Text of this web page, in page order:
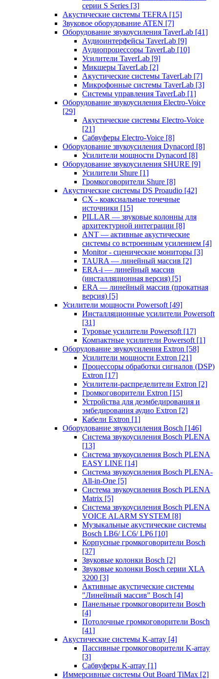
серии S Series [3]
Акустические системы TEFRA [15]
Звуковое оборудование ATEN [7]
Оборудование звукоусиления TaverLab [41]
Аудиоинтерфейсы TaverLab [9]
Аудиопроцессоры TaverLab [10]
Усилители TaverLab [9]
Микшеры TaverLab [2]
Акустические системы TaverLab [7]
Микрофонные системы TaverLab [3]
Системы управления TaverLab [1]
Оборудование звукоусиления Electro-Voice
[29]
Акустические системы Electro-Voice
[21]
Сабвуферы Electro-Voice [8]
Оборудование звукоусиления Dynacord [8]
Усилители мощности Dynacord [8]
Оборудование звукоусиления SHURE [9]
Усилители Shure [1]
Громкоговорители Shure [8]
Акустические системы DS Proaudio [42]
CX - коаксиальные точечные
источники [15]
PILLAR — звуковые колонны для
архитектурной интеграции [8]
ANT — активные акустические
системы со встроенным усилением [4]
Monitor - сценические мониторы [3]
TAURA — линейный массив [2]
ERA-i — линейный массив
(инсталляционная версия) [5]
ERA — линейный массив (прокатная
версия) [5]
Усилители мощности Powersoft [49]
Инсталляционные усилители Powersoft
[31]
Туровые усилители Powersoft [17]
Компактные усилители Powersoft [1]
Оборудование звукоусиления Extron [58]
Усилители мощности Extron [21]
Процессоры обработки сигналов (DSP)
Extron [17]
Усилители-распределители Extron [2]
Громкоговорители Extron [15]
Устройства для деэмбедирования и
эмбедирования аудио Extron [2]
Кабели Extron [1]
Оборудование звукоусиления Bosch [146]
Система звукоусиления Bosch PLENA
[13]
Система звукоусиления Bosch PLENA
EASY LINE [14]
Система звукоусиления Bosch PLENA-
All-in-One [5]
Система звукоусиления Bosch PLENA
Matrix [5]
Система звукоусиления Bosch PLENA
VOICE ALARM SYSTEM [8]
Музыкальные акустические системы
Bosch LB6/ LC6/ LP6 [10]
Корпусные громкоговорители Bosch
[37]
Звуковые колонки Bosch [2]
Звуковые колонки Bosch серии XLA
3200 [3]
Активные акустические системы
"Линейный массив" Bosch [4]
Панельные громкоговорители Bosch
[4]
Потолочные громкоговорители Bosch
[41]
Акустические системы K-array [4]
Пассивные громкоговорители K-array
[3]
Сабвуферы K-array [1]
Иммерсивные системы Out Board TiMax [2]